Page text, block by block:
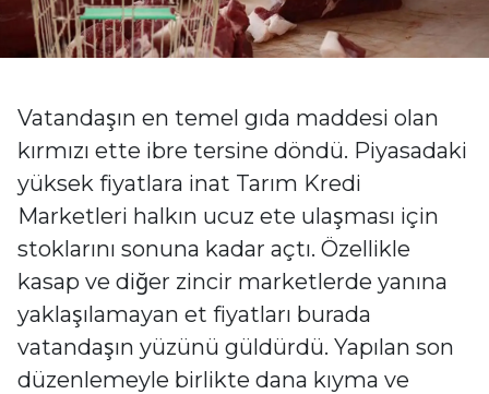
Vatandaşın en temel gıda maddesi olan
kırmızı ette ibre tersine döndü. Piyasadaki
yüksek fiyatlara inat Tarım Kredi
Marketleri halkın ucuz ete ulaşması için
stoklarını sonuna kadar açtı. Özellikle
kasap ve diğer zincir marketlerde yanına
yaklaşılamayan et fiyatları burada
vatandaşın yüzünü güldürdü. Yapılan son
düzenlemeyle birlikte dana kıyma ve